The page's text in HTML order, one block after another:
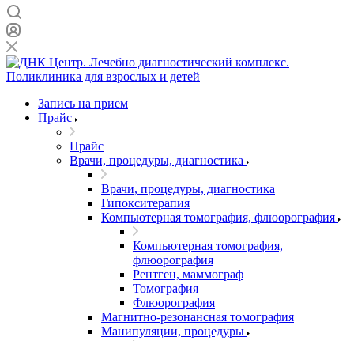
Запись на прием
Прайс
Прайс
Врачи, процедуры, диагностика
Врачи, процедуры, диагностика
Гипокситерапия
Компьютерная томография, флюорография
Компьютерная томография,
флюорография
Рентген, маммограф
Томография
Флюорография
Магнитно-резонансная томография
Манипуляции, процедуры